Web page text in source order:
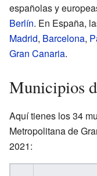
españolas y
Berlín. En España,
Madrid, Barcelona,
Gran Canaria.
Municipios
Aquí tienes los 34
Metropolitana de
2021: